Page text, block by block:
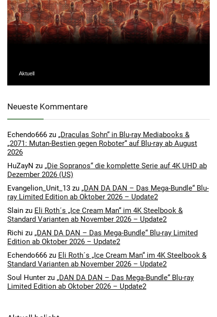
Aktuell
Neueste Kommentare
Echendo666 zu „Draculas Sohn“ in Blu-ray Mediabooks &
„2071: Mutan-Bestien gegen Roboter“ auf Blu-ray ab August
2026
HuZayN zu „Die Sopranos“ die komplette Serie auf 4K UHD ab
Dezember 2026 (US)
Evangelion_Unit_13 zu „DAN DA DAN – Das Mega-Bundle“ Blu-
ray Limited Edition ab Oktober 2026 – Update2
Slain zu Eli Roth´s „Ice Cream Man“ im 4K Steelbook &
Standard Varianten ab November 2026 – Update2
Richi zu „DAN DA DAN – Das Mega-Bundle“ Blu-ray Limited
Edition ab Oktober 2026 – Update2
Echendo666 zu Eli Roth´s „Ice Cream Man“ im 4K Steelbook &
Standard Varianten ab November 2026 – Update2
Soul Hunter zu „DAN DA DAN – Das Mega-Bundle“ Blu-ray
Limited Edition ab Oktober 2026 – Update2